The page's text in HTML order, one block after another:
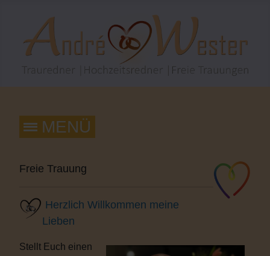
Freie Trauung
Herzlich Willkommen meine
Lieben
Stellt Euch einen